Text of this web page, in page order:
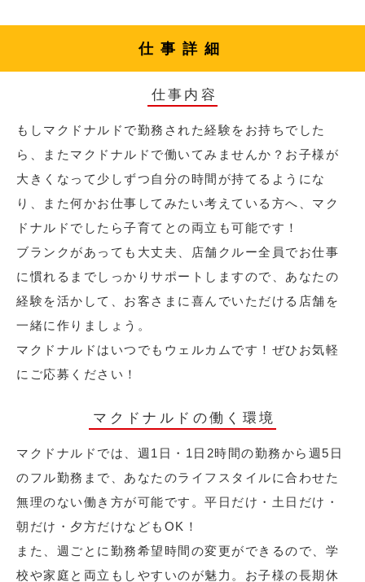
仕事詳細
仕事内容
もしマクドナルドで勤務された経験をお持ちでした
ら、またマクドナルドで働いてみませんか？お子様が
大きくなって少しずつ自分の時間が持てるようにな
り、また何かお仕事してみたい考えている方へ、マク
ドナルドでしたら子育てとの両立も可能です！
ブランクがあっても大丈夫、店舗クルー全員でお仕事
に慣れるまでしっかりサポートしますので、あなたの
経験を活かして、お客さまに喜んでいただける店舗を
一緒に作りましょう。
マクドナルドはいつでもウェルカムです！ぜひお気軽
にご応募ください！
マクドナルドの働く環境
マクドナルドでは、週1日・1日2時間の勤務から週5日
のフル勤務まで、あなたのライフスタイルに合わせた
無理のない働き方が可能です。平日だけ・土日だけ・
朝だけ・夕方だけなどもOK！
また、週ごとに勤務希望時間の変更ができるので、学
校や家庭と両立もしやすいのが魅力。お子様の長期休